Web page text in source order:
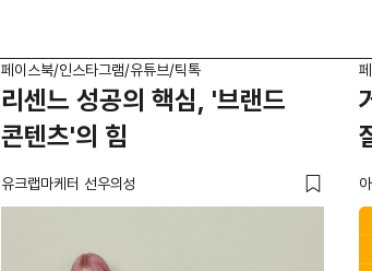
페이스북/인스타그램/유튜브/틱톡
리센느 성공의 핵심, '브랜드
콘텐츠'의 힘
유크랩마케터 선우의성